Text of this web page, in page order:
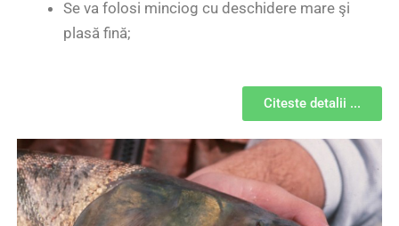
Se va folosi minciog cu deschidere mare şi
plasă fină;
Citeste detalii ...